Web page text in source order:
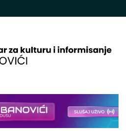
i informisanje